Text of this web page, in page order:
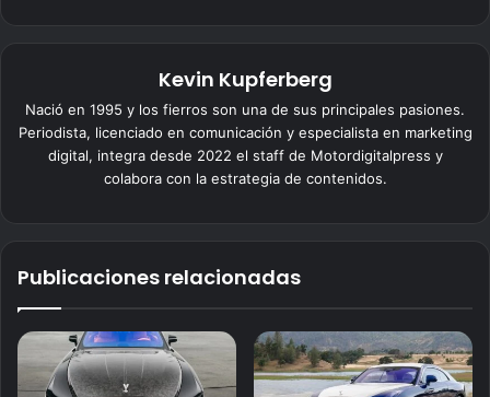
Kevin Kupferberg
Nació en 1995 y los fierros son una de sus principales pasiones.
Periodista, licenciado en comunicación y especialista en marketing
digital, integra desde 2022 el staff de Motordigitalpress y
colabora con la estrategia de contenidos.
Publicaciones relacionadas